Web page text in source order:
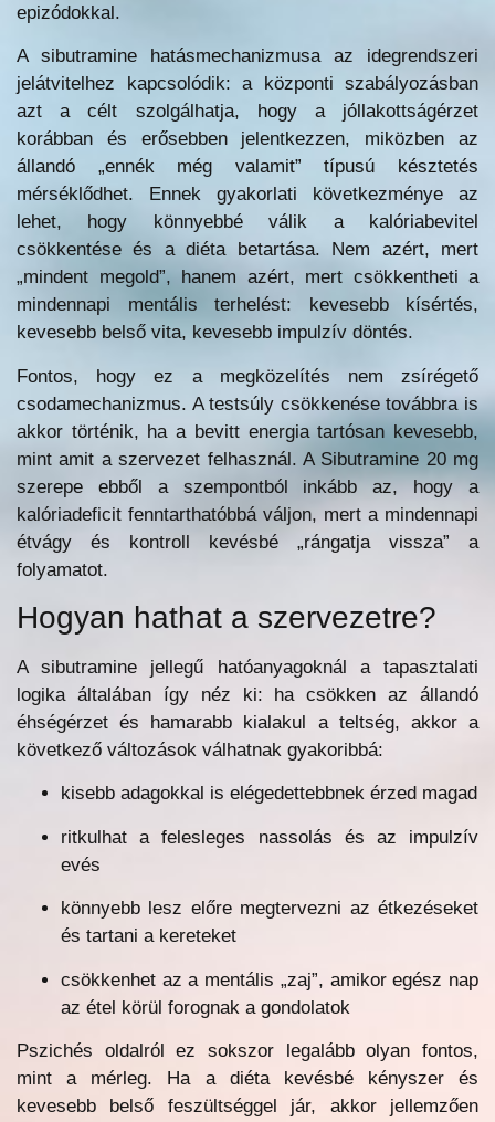
epizódokkal.
A sibutramine hatásmechanizmusa az idegrendszeri
jelátvitelhez kapcsolódik: a központi szabályozásban
azt a célt szolgálhatja, hogy a jóllakottságérzet
korábban és erősebben jelentkezzen, miközben az
állandó „ennék még valamit” típusú késztetés
mérséklődhet. Ennek gyakorlati következménye az
lehet, hogy könnyebbé válik a kalóriabevitel
csökkentése és a diéta betartása. Nem azért, mert
„mindent megold”, hanem azért, mert csökkentheti a
mindennapi mentális terhelést: kevesebb kísértés,
kevesebb belső vita, kevesebb impulzív döntés.
Fontos, hogy ez a megközelítés nem zsírégető
csodamechanizmus. A testsúly csökkenése továbbra is
akkor történik, ha a bevitt energia tartósan kevesebb,
mint amit a szervezet felhasznál. A Sibutramine 20 mg
szerepe ebből a szempontból inkább az, hogy a
kalóriadeficit fenntarthatóbbá váljon, mert a mindennapi
étvágy és kontroll kevésbé „rángatja vissza” a
folyamatot.
Hogyan hathat a szervezetre?
A sibutramine jellegű hatóanyagoknál a tapasztalati
logika általában így néz ki: ha csökken az állandó
éhségérzet és hamarabb kialakul a teltség, akkor a
következő változások válhatnak gyakoribbá:
kisebb adagokkal is elégedettebbnek érzed magad
ritkulhat a felesleges nassolás és az impulzív
evés
könnyebb lesz előre megtervezni az étkezéseket
és tartani a kereteket
csökkenhet az a mentális „zaj”, amikor egész nap
az étel körül forognak a gondolatok
Pszichés oldalról ez sokszor legalább olyan fontos,
mint a mérleg. Ha a diéta kevésbé kényszer és
kevesebb belső feszültséggel jár, akkor jellemzően